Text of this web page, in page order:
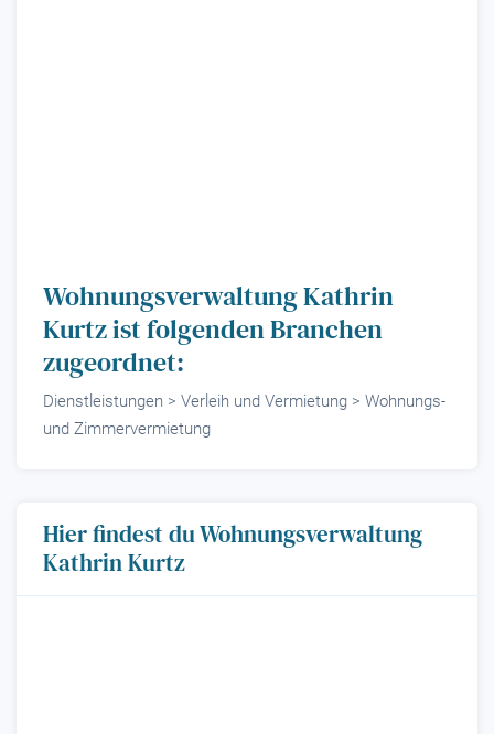
Wohnungsverwaltung Kathrin
Kurtz ist folgenden Branchen
zugeordnet:
Dienstleistungen > Verleih und Vermietung > Wohnungs-
und Zimmervermietung
Hier findest du Wohnungsverwaltung
Kathrin Kurtz